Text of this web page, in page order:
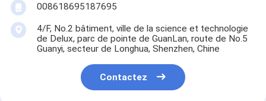
008618695187695
4/F, No.2 bâtiment, ville de la science et technologie
de Delux, parc de pointe de GuanLan, route de No.5
Guanyi, secteur de Longhua, Shenzhen, Chine
Contactez